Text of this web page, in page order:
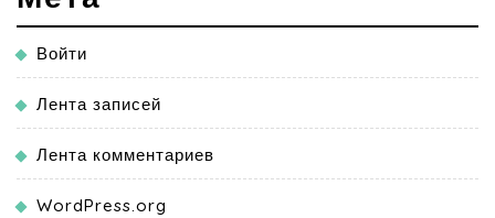
Войти
Лента записей
Лента комментариев
WordPress.org